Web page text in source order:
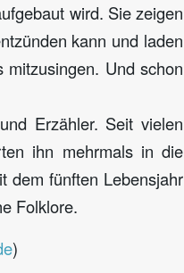
wird. Sie zeigen
kann und laden
mitzusingen. Und schon
Erzähler. Seit vielen
ihn mehrmals in die
dem fünften Lebensjahr
Folklore.
)